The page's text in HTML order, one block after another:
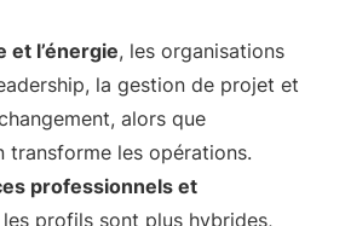
et l’énergie, les organisations
la gestion de projet et
alors que
transforme les opérations.
professionnels et
les profils sont plus hybrides,